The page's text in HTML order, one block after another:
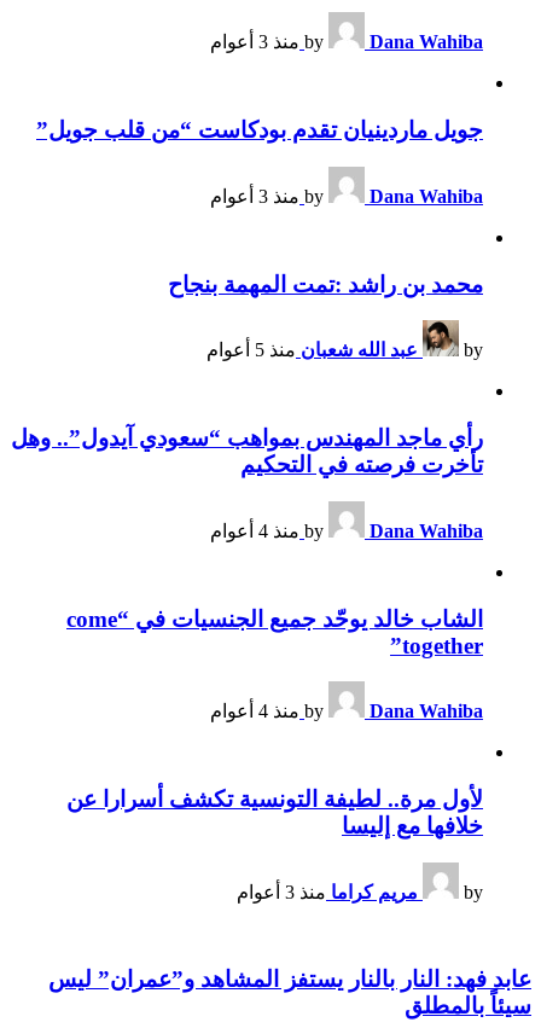
by Dana Wahiba منذ 3 أعوام
جويل ماردينيان تقدم بودكاست “من قلب جويل”
by Dana Wahiba منذ 3 أعوام
محمد بن راشد :تمت المهمة بنجاح
by عبد الله شعبان منذ 5 أعوام
رأي ماجد المهندس بمواهب “سعودي آيدول”.. وهل
تأخرت فرصته في التحكيم
by Dana Wahiba منذ 4 أعوام
الشاب خالد يوحّد جميع الجنسيات في “come
together”
by Dana Wahiba منذ 4 أعوام
لأول مرة.. لطيفة التونسية تكشف أسرارا عن
خلافها مع إليسا
by مريم كراما منذ 3 أعوام
عابد فهد: النار بالنار يستفز المشاهد و”عمران” ليس
سيئاً بالمطلق